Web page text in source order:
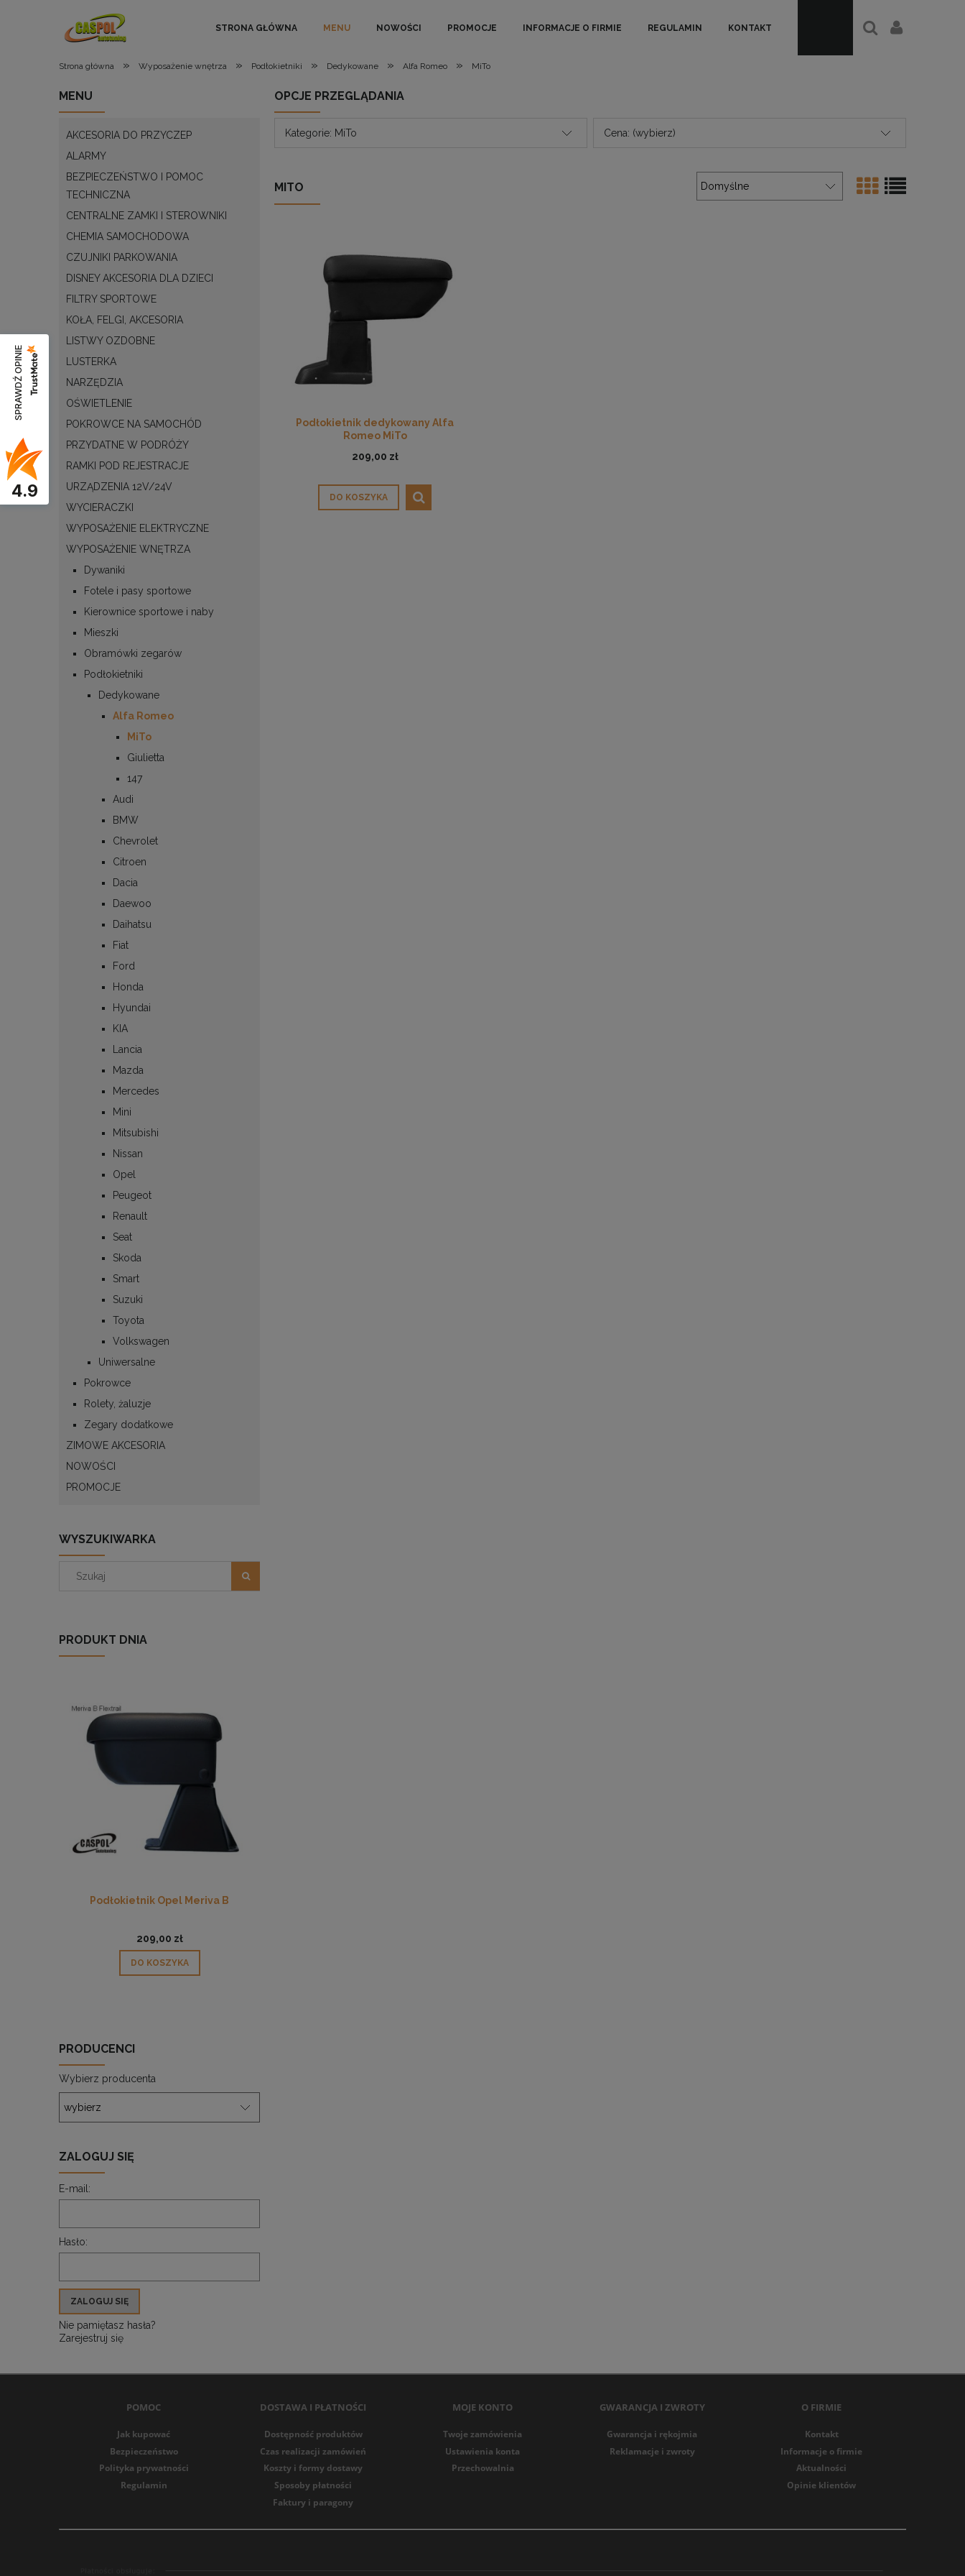
STRONA GŁÓWNA MENU NOWOŚCI PROMOCJE INFORMACJE O FIRMIE REGULAMIN KONTAKT
Strona główna » Wyposażenie wnętrza » Podłokietniki » Dedykowane » Alfa Romeo » MiTo
MENU
AKCESORIA DO PRZYCZEP
ALARMY
BEZPIECZEŃSTWO I POMOC
TECHNICZNA
CENTRALNE ZAMKI I STEROWNIKI
CHEMIA SAMOCHODOWA
CZUJNIKI PARKOWANIA
DISNEY AKCESORIA DLA DZIECI
FILTRY SPORTOWE
KOŁA, FELGI, AKCESORIA
LISTWY OZDOBNE
LUSTERKA
NARZĘDZIA
OŚWIETLENIE
POKROWCE NA SAMOCHÓD
PRZYDATNE W PODRÓŻY
RAMKI POD REJESTRACJE
URZĄDZENIA 12V/24V
WYCIERACZKI
WYPOSAŻENIE ELEKTRYCZNE
WYPOSAŻENIE WNĘTRZA
Dywaniki
Fotele i pasy sportowe
Kierownice sportowe i naby
Mieszki
Obramówki zegarów
Podłokietniki
Dedykowane
Alfa Romeo
MiTo
Giulietta
147
Audi
BMW
Chevrolet
Citroen
Dacia
Daewoo
Daihatsu
Fiat
Ford
Honda
Hyundai
KIA
Lancia
Mazda
Mercedes
Mini
Mitsubishi
Nissan
Opel
Peugeot
Renault
Seat
Skoda
Smart
Suzuki
Toyota
Volkswagen
Uniwersalne
Pokrowce
Rolety, żaluzje
Zegary dodatkowe
ZIMOWE AKCESORIA
NOWOŚCI
PROMOCJE
WYSZUKIWARKA
PRODUKT DNIA
Podłokietnik Opel Meriva B
209,00 zł
DO KOSZYKA
PRODUCENCI
Wybierz producenta
ZALOGUJ SIĘ
E-mail:
Hasło:
ZALOGUJ SIĘ
Nie pamiętasz hasła?
Zarejestruj się
OPCJE PRZEGLĄDANIA
Kategorie: MiTo Cena: (wybierz)
MITO
Podłokietnik dedykowany Alfa
Romeo MiTo
209,00 zł
DO KOSZYKA
POMOC
Jak kupować
Bezpieczeństwo
Polityka prywatności
Regulamin
DOSTAWA I PŁATNOŚCI
Dostępność produktów
Czas realizacji zamówień
Koszty i formy dostawy
Sposoby płatności
Faktury i paragony
MOJE KONTO
Twoje zamówienia
Ustawienia konta
Przechowalnia
GWARANCJA I ZWROTY
Gwarancja i rękojmia
Reklamacje i zwroty
O FIRMIE
Kontakt
Informacje o firmie
Aktualności
Opinie klientów
SPRAWDŹ OPINIE
4.9